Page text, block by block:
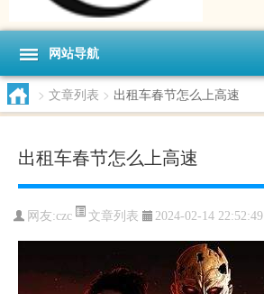
网站导航
> 文章列表 > 出租车春节怎么上高速
出租车春节怎么上高速
网友:czc 文章列表 2024-02-14 22:52:49